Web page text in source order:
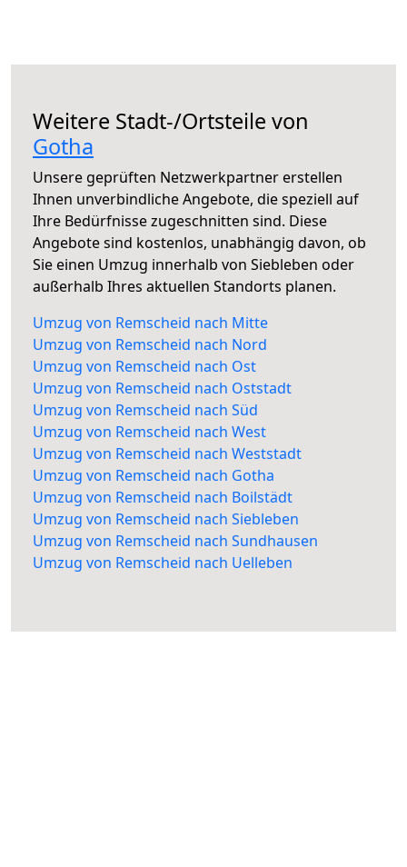
Weitere Stadt-/Ortsteile von
Gotha
Unsere geprüften Netzwerkpartner erstellen
Ihnen unverbindliche Angebote, die speziell auf
Ihre Bedürfnisse zugeschnitten sind. Diese
Angebote sind kostenlos, unabhängig davon, ob
Sie einen Umzug innerhalb von Siebleben oder
außerhalb Ihres aktuellen Standorts planen.
Umzug von Remscheid nach Mitte
Umzug von Remscheid nach Nord
Umzug von Remscheid nach Ost
Umzug von Remscheid nach Oststadt
Umzug von Remscheid nach Süd
Umzug von Remscheid nach West
Umzug von Remscheid nach Weststadt
Umzug von Remscheid nach Gotha
Umzug von Remscheid nach Boilstädt
Umzug von Remscheid nach Siebleben
Umzug von Remscheid nach Sundhausen
Umzug von Remscheid nach Uelleben